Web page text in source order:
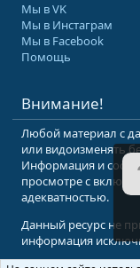
Мы в VK
Мы в Инстаграм
Мы в Facebook
Помощь
Внимание!
Любой материал с
или видоизменять
Информация и
просмотре с
адекватностью.
Данный ресурс не
информация